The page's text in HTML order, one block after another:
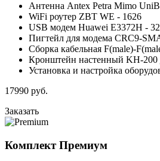
Антенна Antex Petra Mimo
WiFi роутер ZBT WE - 1626
USB модем Huawei E3372H -
Пигтейл для модема CRC9-
Сборка кабельная F(male)-
Кронштейн настенный KH-200
Установка и настройка
17990 руб.
Заказать
КомплектПремиум